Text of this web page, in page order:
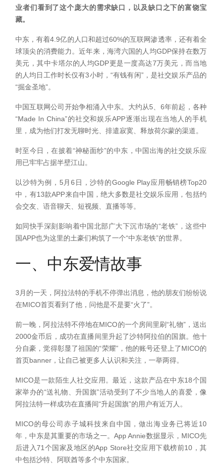
业者们看到了这个庞大的需求缺口，以及缺口之下的富饶宝
藏。
中东，有着4.9亿的人口和超过60%的互联网渗透率，还有着全
球顶尖的消费能力。近年来，海湾六国的人均GDP保持在数万
美元，其中卡塔尔的人均GDP更是一度高达7万美元，而当地
的人均日工作时长仅有3小时，“有钱有闲”，是社交娱乐产品的
“掘金圣地”。
中国互联网公司开始争相涌入中东。大约从5、6年前起，各种
“Made In China”的社交和娱乐APP逐渐出现在当地人的手机
里，成为他们打发无聊时光、排遣寂寞、释放荷尔蒙的渠道。
时至今日，在披着“神秘面纱”的中东，中国出海的社交娱乐应
用已牢牢占据半壁江山。
以沙特为例，5月6日，沙特的Google Play应用畅销榜Top20
中，有13款APP来自中国，绝大多数是社交娱乐应用，包括约
会交友、语音聊天、短视频、直播等等。
如同快手深刻影响着中国北部广大下沉市场的“老铁”，这些中
国APP也为这里的土豪们构筑了一个“中东老铁”的世界。
一、中东爱情故事
3月的一天，阿拉法特的手机不停弹出消息，他的朋友们纷纷说
在MICO首页看到了他，问他是不是要“火了”。
前一晚，阿拉法特不停地在MICO的一个房间里刷“礼物”，送出
2000金币后，成功在直播间里升起了沙特阿拉伯的国旗。他十
分自豪，觉得彰显了祖国的“荣耀”，他的账号还登上了MICO的
首页banner，让自己被更多人认识和关注，一举两得。
MICO是一款陌生人社交应用。最近，这款产品在中东18个国
家举办的“送礼物、升国旗”活动受到了不少当地人的喜爱，像
阿拉法特一样成功在直播间“升起国旗”的用户有近万人。
MICO的母公司赤子城科技来自中国，做出海业务已将近10
年，中东是其重要的市场之一。App Annie数据显示，MICO先
后进入71个国家及地区的App Store社交应用下载榜前10，其
中包括沙特、阿联酋等多个中东国家。